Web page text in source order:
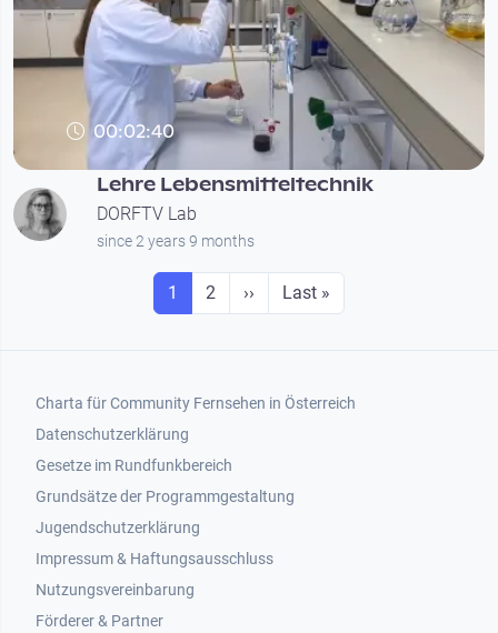
00:02:40
Lehre Lebensmitteltechnik
DORFTV Lab
since 2 years 9 months
Seitennummerierung
Seite
1 Seite
2 Next page
›› Last page
Last »
Footer 1
Charta für Community Fernsehen in Österreich
Datenschutzerklärung
Gesetze im Rundfunkbereich
Grundsätze der Programmgestaltung
Jugendschutzerklärung
Impressum & Haftungsausschluss
Nutzungsvereinbarung
Footer 2
Förderer & Partner